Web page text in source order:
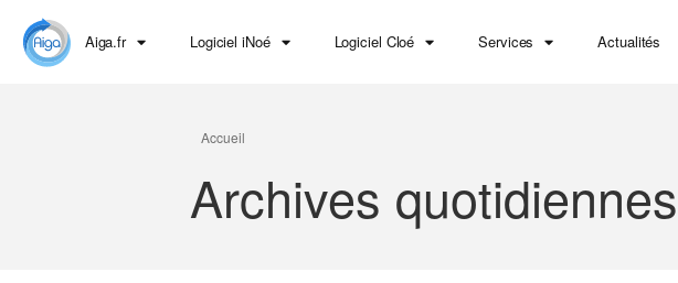
Aiga.fr Logiciel iNoé Logiciel Cloé Services Actualités
Accueil
Archives quotidiennes